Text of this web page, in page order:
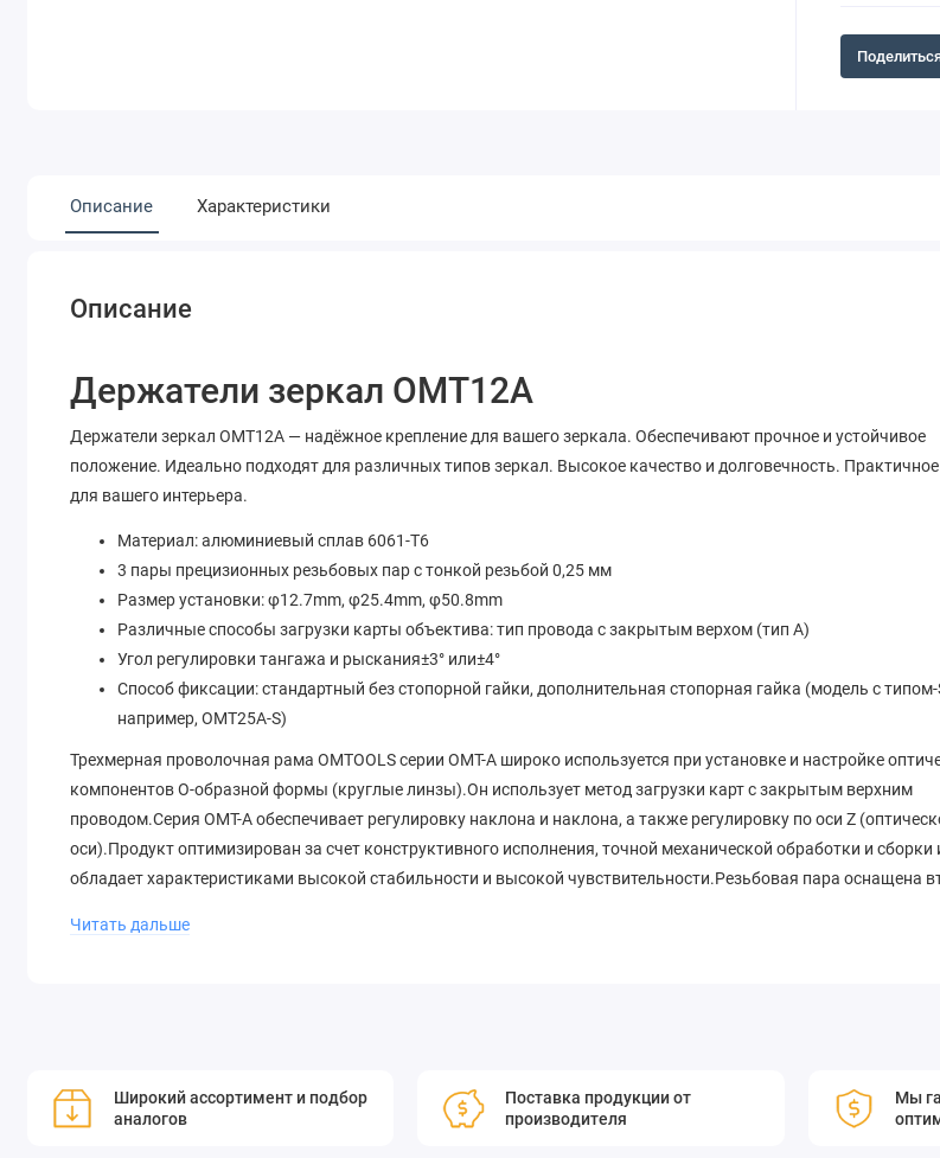
Описание Характеристики
Описание
Держатели зеркал OMT12A
Держатели зеркал OMT12A — надёжное крепление для вашего зеркала. Обеспечивают прочное и устойчивое
положение. Идеально подходят для различных типов зеркал. Высокое качество и долговечность.
для вашего интерьера.
Материал: алюминиевый сплав 6061-T6
3 пары прецизионных резьбовых пар с тонкой резьбой 0,25 мм
Размер установки: φ12.7mm, φ25.4mm, φ50.8mm
Различные способы загрузки карты объектива: тип провода с закрытым верхом (тип А)
Угол регулировки тангажа и рыскания±3° или±4°
Способ фиксации: стандартный без стопорной гайки, дополнительная стопорная гайка (модель с типом-
например, OMT25A-S)
Трехмерная проволочная рама OMTOOLS серии OMT-A широко используется при установке и настройке
компонентов O-образной формы (круглые линзы).Он использует метод загрузки карт с закрытым верхним
проводом.Серия OMT-A обеспечивает регулировку наклона и наклона, а также регулировку по оси Z
оси).Продукт оптимизирован за счет конструктивного исполнения, точной механической обработки и сборки
обладает характеристиками высокой стабильности и высокой чувствительности.Резьбовая пара оснащена
части регулировочной рамы снабжены 2 отверстиями с резьбой M4/M6 и потайными отверстиями M3/M4,
Угол регулировки тангажа и рыскания±3° или±4°
Способ фиксации: стандартный без стопорной гайки, дополнительная стопорная гайка (модель с типом-
Читать дальше
Широкий ассортимент и подбор
аналогов
Поставка продукции от
производителя
Мы